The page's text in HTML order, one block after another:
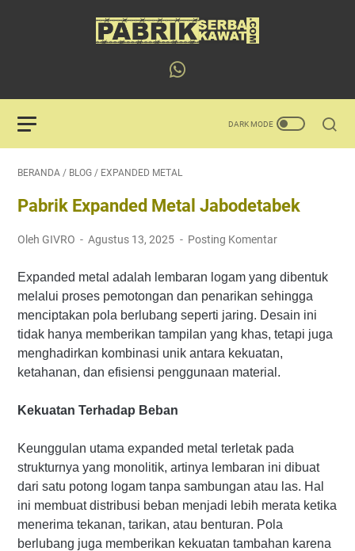
BERANDA / BLOG / EXPANDED METAL
Pabrik Expanded Metal Jabodetabek
Oleh GIVRO Agustus 13, 2025 Posting Komentar
Expanded metal adalah lembaran logam yang dibentuk
melalui proses pemotongan dan penarikan sehingga
menciptakan pola berlubang seperti jaring. Desain ini
tidak hanya memberikan tampilan yang khas, tetapi juga
menghadirkan kombinasi unik antara kekuatan,
ketahanan, dan efisiensi penggunaan material.
Kekuatan Terhadap Beban
Keunggulan utama expanded metal terletak pada
strukturnya yang monolitik, artinya lembaran ini dibuat
dari satu potong logam tanpa sambungan atau las. Hal
ini membuat distribusi beban menjadi lebih merata ketika
menerima tekanan, tarikan, atau benturan. Pola
berlubang juga memberikan kekuatan tambahan karena